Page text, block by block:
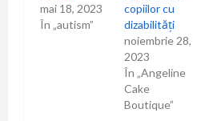
mai 18, 2023
În „autism”
copiilor cu
dizabilități
noiembrie 28,
2023
În „Angeline
Cake
Boutique”